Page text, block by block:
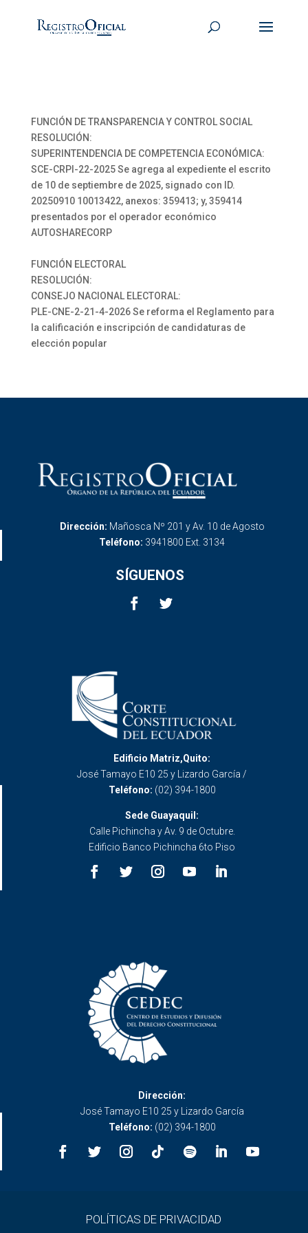
FUNCIÓN DE TRANSPARENCIA Y CONTROL SOCIAL
RESOLUCIÓN:
SUPERINTENDENCIA DE COMPETENCIA ECONÓMICA:
SCE-CRPI-22-2025 Se agrega al expediente el escrito
de 10 de septiembre de 2025, signado con ID.
20250910 10013422, anexos: 359413; y, 359414
presentados por el operador económico
AUTOSHARECORP
FUNCIÓN ELECTORAL
RESOLUCIÓN:
CONSEJO NACIONAL ELECTORAL:
PLE-CNE-2-21-4-2026 Se reforma el Reglamento para
la calificación e inscripción de candidaturas de
elección popular
Dirección: Mañosca Nº 201 y Av. 10 de Agosto
Teléfono: 3941800 Ext. 3134
SÍGUENOS
Edificio Matriz,Quito:
José Tamayo E10 25 y Lizardo García /
Teléfono: (02) 394-1800
Sede Guayaquil:
Calle Pichincha y Av. 9 de Octubre.
Edificio Banco Pichincha 6to Piso
Dirección:
José Tamayo E10 25 y Lizardo García
Teléfono: (02) 394-1800
POLÍTICAS DE PRIVACIDAD